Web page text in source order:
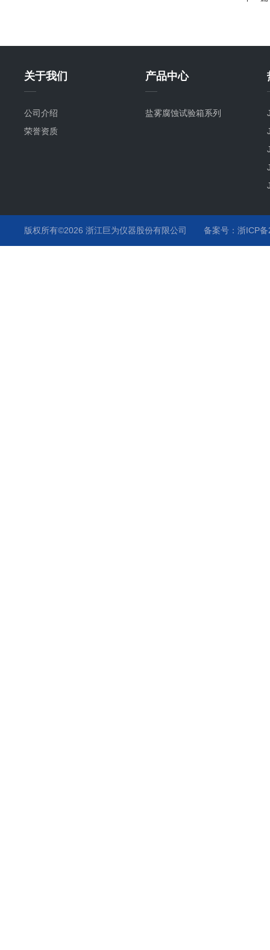
关于我们
公司介绍
荣誉资质
产品中心
盐雾腐蚀试验箱系列
版权所有©2026 浙江巨为仪器股份有限公司 备案号：浙ICP